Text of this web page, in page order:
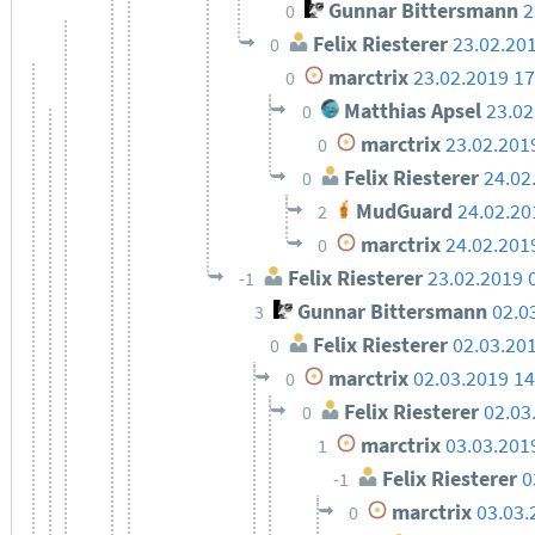
0 Gunnar Bittersmann
0 Felix Riesterer
0 marctrix23.02.2019
0 Matthias Apsel
0 marctrix
0 Felix Riesterer
2 MudGuard
0 marctrix
-1 Felix Riesterer 23.02.2019
3 Gunnar Bittersmann
0 Felix Riesterer
0 marctrix02.03.2019
0 Felix Riesterer
1 marctrix
-1 Felix Riesterer
0 marctrix